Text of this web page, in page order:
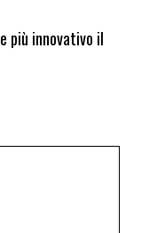
più innovativo il